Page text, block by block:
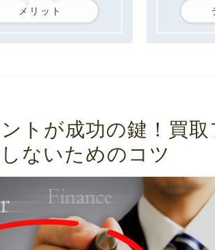
メリット
トが成功の鍵！買取
ないためのコツ